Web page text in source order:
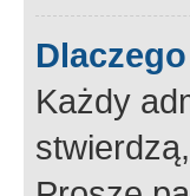
Każdy